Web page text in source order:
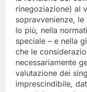
rinegoziazione) al
sopravvenienze,
lo più, nella
speciale – e nella
che le
necessariamente
valutazione dei
imprescindibile,